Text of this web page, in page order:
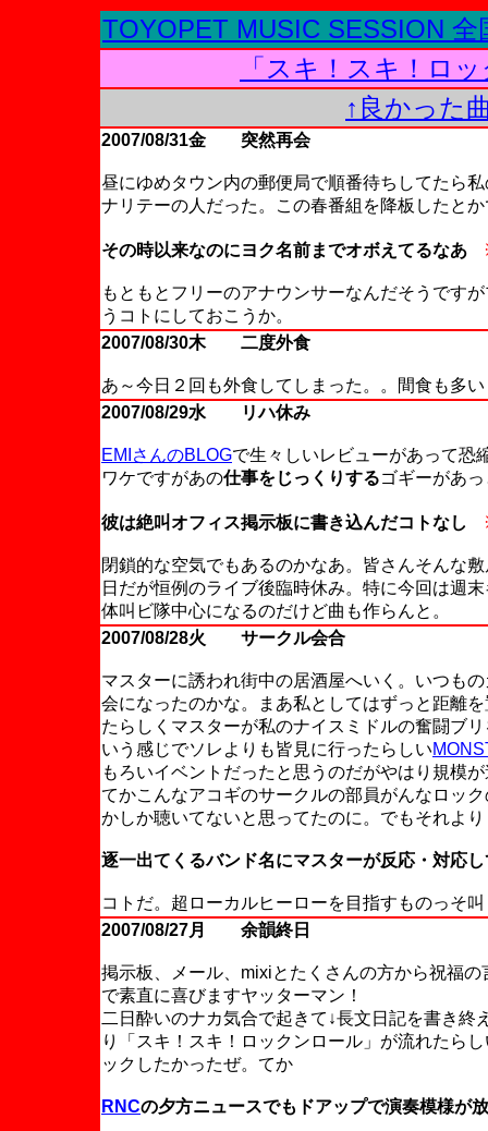
TOYOPET MUSIC SESSION
「スキ！スキ！ロ
↑良かった
2007/08/31金 突然再会
昼にゆめタウン内の郵便局で順番待ちしてたら
ナリテーの人だった。この春番組を降板したと
その時以来なのにヨク名前までオボえてるなあ
もともとフリーのアナウンサーなんだそうです
うコトにしておこうか。
2007/08/30木 二度外食
あ～今日２回も外食してしまった。。間食も多
2007/08/29水 リハ休み
EMIさんのBLOGで生々しいレビューがあって恐
ワケですがあの仕事をじっくりするゴギーがあ
彼は絶叫オフィス掲示板に書き込んだコトなし
閉鎖的な空気でもあるのかなあ。皆さんそんな
日だが恒例のライブ後臨時休み。特に今回は週
体叫ビ隊中心になるのだけど曲も作らんと。
2007/08/28火 サークル会合
マスターに誘われ街中の居酒屋へいく。いつも
会になったのかな。まあ私としてはずっと距離
たらしくマスターが私のナイスミドルの奮闘ブ
いう感じでソレよりも皆見に行ったらしい
もろいイベントだったと思うのだがやはり規模
てかこんなアコギのサークルの部員がんなロッ
かしか聴いてないと思ってたのに。でもそれよ
逐一出てくるバンド名にマスターが反応・対応
コトだ。超ローカルヒーローを目指すものっそ
2007/08/27月 余韻終日
掲示板、メール、mixiとたくさんの方から祝福
で素直に喜びますヤッターマン！
二日酔いのナカ気合で起きて↓長文日記を書き
り「スキ！スキ！ロックンロール」が流れたら
ックしたかったぜ。てか
RNCの夕方ニュースでもドアップで演奏模様が